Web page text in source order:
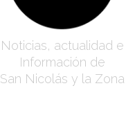
Noticias, actualidad e
Información de
San Nicolás y la Zona